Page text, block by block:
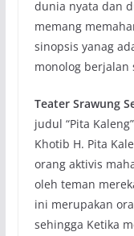
dunia nyata dan
memang
sinopsis yanag
monolog berjalan
Teater Srawung
judul “Pita
Khotib H. Pita
orang aktivis
oleh teman
ini merupakan
sehingga Ketika